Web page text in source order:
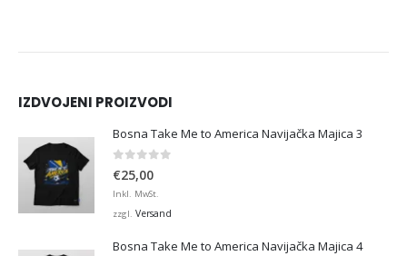
IZDVOJENI PROIZVODI
Bosna Take Me to America Navijačka Majica 3
0 von 5
€25,00
Inkl. MwSt.
zzgl. Versand
Bosna Take Me to America Navijačka Majica 4